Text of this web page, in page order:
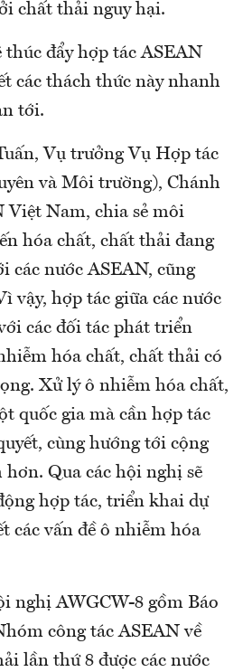
chất thải nguy hại.
đẩy hợp tác ASEAN
các thách thức này nhanh
tới.
Vụ trưởng Vụ Hợp tác
và Môi trường), Chánh
Việt Nam, chia sẻ môi
hóa chất, chất thải đang
các nước ASEAN, cũng
vậy, hợp tác giữa các nước
các đối tác phát triển
hóa chất, chất thải có
Xử lý ô nhiễm hóa chất,
quốc gia mà cần hợp tác
cùng hướng tới cộng
Qua các hội nghị sẽ
hợp tác, triển khai dự
các vấn đề ô nhiễm hóa
nghị AWGCW-8 gồm Báo
công tác ASEAN về
lần thứ 8 được các nước